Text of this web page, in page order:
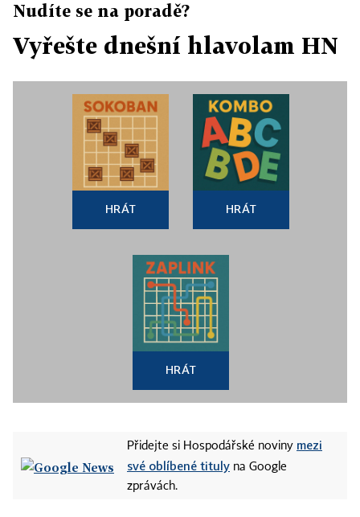
Nudíte se na poradě?
Vyřešte dnešní hlavolam HN
HRÁT HRÁT
HRÁT
Přidejte si Hospodářské noviny mezi
své oblíbené tituly na Google
zprávách.